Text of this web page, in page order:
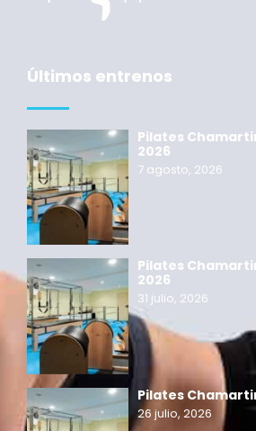
Últimos entrenos
Pilates
2026
7 agosto, 2026
Pilates
2026
31 julio, 2026
Pilates
26 julio, 2026